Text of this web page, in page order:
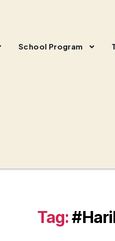
School Program
Tag: